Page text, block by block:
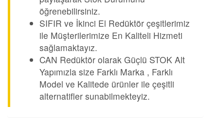
öğrenebilirsiniz.
SIFIR ve İkinci El Redüktör çeşitlerimiz
ile Müşterilerimize En Kaliteli Hizmeti
sağlamaktayız.
CAN Redüktör olarak Güçlü STOK Alt
Yapımızla size Farklı Marka , Farklı
Model ve Kalitede ürünler ile çeşitli
alternatifler sunabilmekteyiz.